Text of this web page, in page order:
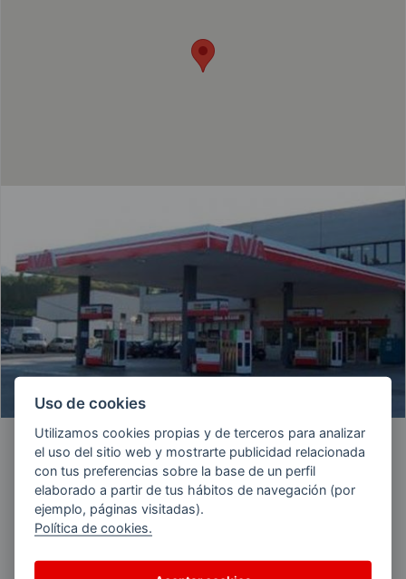
Dirección:
Pol. Industrial Amunaga, s/n
Gernika-Lumo 48300 (Bizkaia)
Teléfono:
94 625 32 33
Email:
es.usoa@gmail.com
Uso de cookies
Utilizamos cookies propias y de terceros para analizar
el uso del sitio web y mostrarte publicidad relacionada
con tus preferencias sobre la base de un perfil
elaborado a partir de tus hábitos de navegación (por
ejemplo, páginas visitadas).
Política de cookies.